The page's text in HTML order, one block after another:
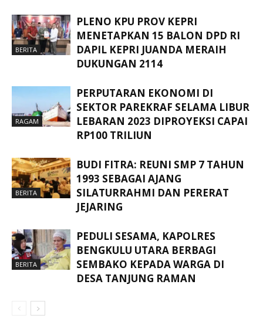
BERITA
PLENO KPU PROV KEPRI
MENETAPKAN 15 BALON DPD RI
DAPIL KEPRI JUANDA MERAIH
DUKUNGAN 2114
RAGAM
PERPUTARAN EKONOMI DI
SEKTOR PAREKRAF SELAMA LIBUR
LEBARAN 2023 DIPROYEKSI CAPAI
RP100 TRILIUN
BERITA
BUDI FITRA: REUNI SMP 7 TAHUN
1993 SEBAGAI AJANG
SILATURRAHMI DAN PERERAT
JEJARING
BERITA
PEDULI SESAMA, KAPOLRES
BENGKULU UTARA BERBAGI
SEMBAKO KEPADA WARGA DI
DESA TANJUNG RAMAN